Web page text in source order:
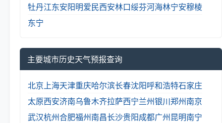
牡丹江东安阳明爱民西安林口绥芬河海林宁安穆棱
东宁
主要城市历史天气预报查询
北京 上海天津重庆哈尔滨长春沈阳呼和浩特石家庄
太原西安济南乌鲁木齐拉萨西宁兰州银川郑州南京
武汉杭州合肥福州南昌长沙贵阳成都广州昆明南宁